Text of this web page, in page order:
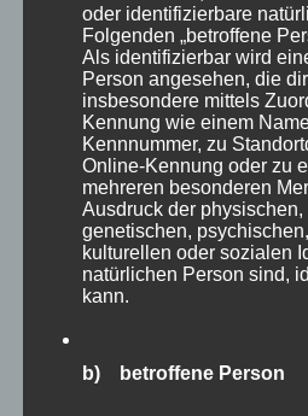
oder identifizierbare
Folgenden „betroffene
Als identifizierbar wird
Person angesehen, die
insbesondere mittels
Kennung wie einem
Kennnummer, zu
Online-Kennung oder zu
mehreren besonderen
Ausdruck der
genetischen,
kulturellen oder sozialen
natürlichen Person sind,
kann.
b) betroffene Person